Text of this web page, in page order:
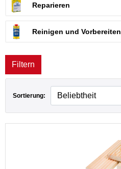
Reparieren
Reinigen und Vorbereiten
Filtern
Sortierung: